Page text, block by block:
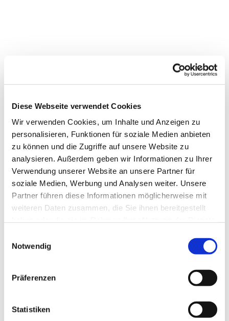
Diese Webseite verwendet Cookies
Wir verwenden Cookies, um Inhalte und Anzeigen zu
personalisieren, Funktionen für soziale Medien anbieten
zu können und die Zugriffe auf unsere Website zu
analysieren. Außerdem geben wir Informationen zu Ihrer
Verwendung unserer Website an unsere Partner für
soziale Medien, Werbung und Analysen weiter. Unsere
Partner führen diese Informationen möglicherweise mit
weiteren Daten zusammen, die Sie ihnen bereitgestellt
Notwendig
Präferenzen
Statistiken
Dies könnte Sie auch
interessieren